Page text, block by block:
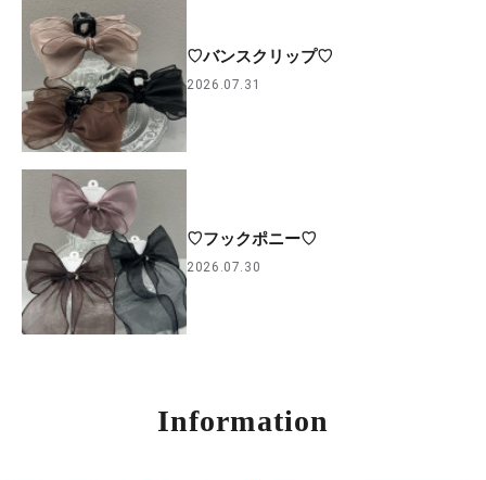
♡バンスクリップ♡
2026.07.31
♡フックポニー♡
2026.07.30
Information